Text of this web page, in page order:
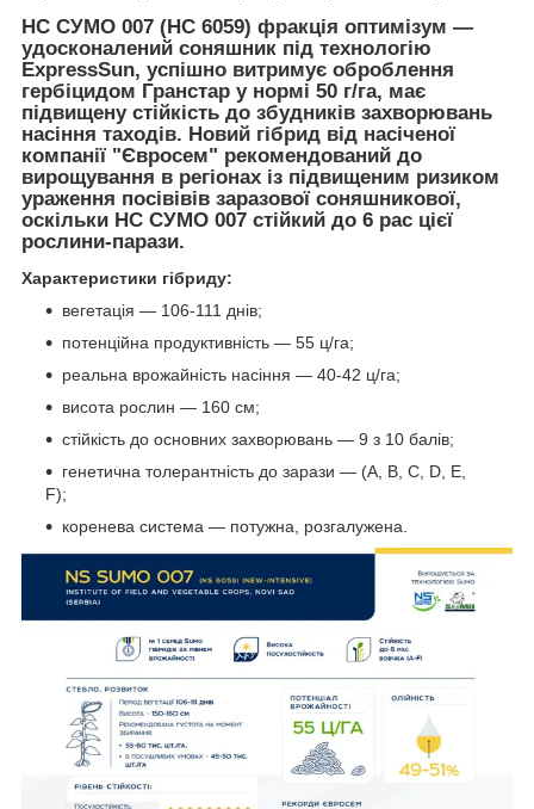
НС СУМО 007 (НС 6059) фракція оптимізум —
удосконалений соняшник під технологію
ExpressSun, успішно витримує оброблення
гербіцидом Гранстар у нормі 50 г/га, має
підвищену стійкість до збудників захворювань
насіння таходів. Новий гібрид від насіченої
компанії "Євросем" рекомендований до
вирощування в регіонах із підвищеним ризиком
ураження посівівів заразової соняшникової,
оскільки НС СУМО 007 стійкий до 6 рас цієї
рослини-парази.
Характеристики гібриду:
вегетація — 106-111 днів;
потенційна продуктивність — 55 ц/га;
реальна врожайність насіння — 40-42 ц/га;
висота рослин — 160 см;
стійкість до основних захворювань — 9 з 10 балів;
генетична толерантність до зарази — (A, B, C, D, E,
F);
коренева система — потужна, розгалужена.